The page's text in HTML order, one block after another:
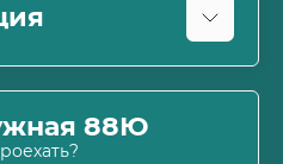
88Ю